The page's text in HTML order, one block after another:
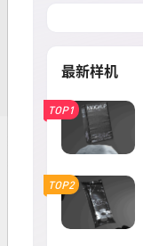
最新样机
TOP1
TOP2